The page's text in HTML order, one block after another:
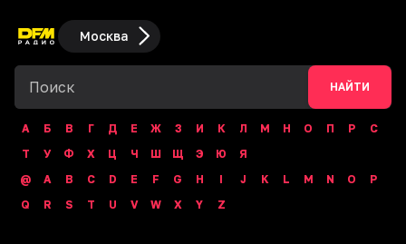
Москва
НАЙТИ
А Б В Г Д Е Ж З И К Л М Н О П Р
С
Т
У Ф Х Ц Ч Ш Щ Э Ю
Я
@
A B C D E F G H I J K L M N O
P
Q
R S T U V W X Y Z